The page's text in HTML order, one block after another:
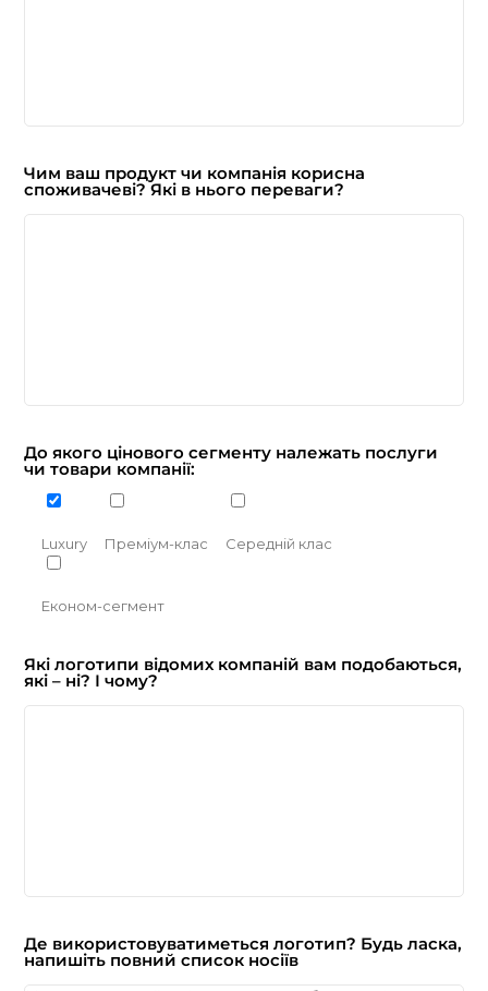
Чим ваш продукт чи компанія корисна
споживачеві? Які в нього переваги?
До якого цінового сегменту належать послуги
чи товари компанії:
Luxury Преміум-клас Середній клас
Економ-сегмент
Які логотипи відомих компаній вам подобаються,
які – ні? І чому?
Де використовуватиметься логотип? Будь ласка,
напишіть повний список носіїв